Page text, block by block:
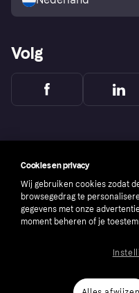
Volg
number: 556737-0431
Cookies en privacy
Wij gebruiken cookies zodat
browsegedrag te
gegevens met onze
moment beheren of je